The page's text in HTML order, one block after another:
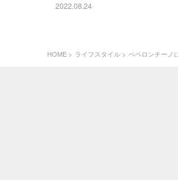
2022.08.24
HOME ライフスタイル ペペロンチーノ